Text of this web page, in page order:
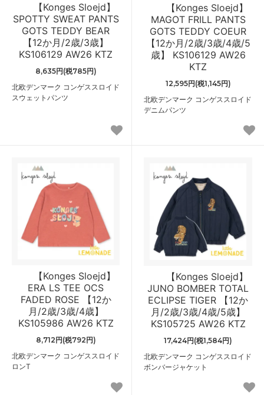
【Konges Sloejd】
SPOTTY SWEAT PANTS
GOTS TEDDY BEAR
【12か月/2歳/3歳】
KS106129 AW26 KTZ
8,635円(税785円)
北欧デンマーク コンゲススロイド
スウェットパンツ
【Konges Sloejd】
MAGOT FRILL PANTS
GOTS TEDDY COEUR
【12か月/2歳/3歳/4歳/5
歳】 KS106129 AW26
KTZ
12,595円(税1,145円)
北欧デンマーク コンゲススロイド
デニムパンツ
【Konges Sloejd】
ERA LS TEE OCS
FADED ROSE 【12か
月/2歳/3歳/4歳】
KS105986 AW26 KTZ
8,712円(税792円)
北欧デンマーク コンゲススロイド
ロンT
【Konges Sloejd】
JUNO BOMBER TOTAL
ECLIPSE TIGER 【12か
月/2歳/3歳/4歳/5歳】
KS105725 AW26 KTZ
17,424円(税1,584円)
北欧デンマーク コンゲススロイド
ボンバージャケット